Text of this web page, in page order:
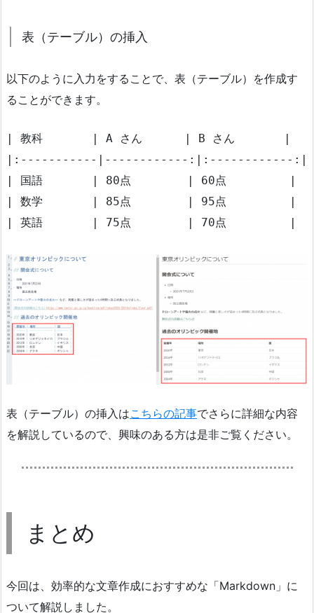
表（テーブル）の挿入
以下のように入力をすることで、表（テーブル）を作成す
ることができます。
| 教科       | A さん      | B さん       |
|:-----------|------------:|:------------:|
| 国語       | 80点        | 60点         |
| 数学       | 85点        | 95点         |
| 英語       | 75点        | 70点         |
表（テーブル）の挿入はこちらの記事でさらに詳細な内容
を解説しているので、興味のある方は是非ご覧ください。
まとめ
今回は、効率的な文章作成におすすめな「Markdown」に
ついて解説しました。